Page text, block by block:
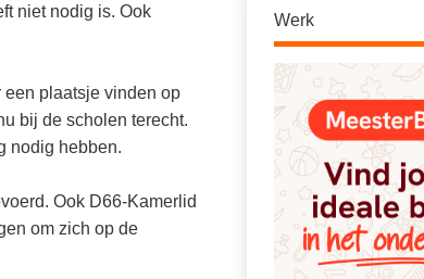
niet nodig is. Ook
een plaatsje vinden op
bij de scholen terecht.
nodig hebben.
Ook D66-Kamerlid
om zich op de
Werk